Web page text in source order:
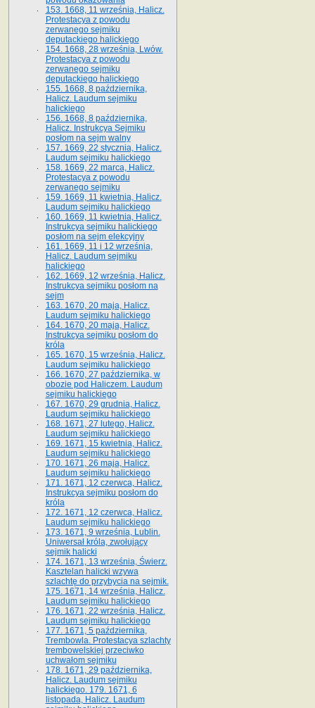
153. 1668, 11 września, Halicz.
Protestacya z powodu
zerwanego sejmiku
deputackiego halickiego
154. 1668, 28 września, Lwów.
Protestacya z powodu
zerwanego sejmiku
deputackiego halickiego
155. 1668, 8 października,
Halicz. Laudum sejmiku
halickiego
156. 1668, 8 października,
Halicz. Instrukcya Sejmiku
posłom na sejm walny
157. 1669, 22 stycznia, Halicz.
Laudum sejmiku halickiego
158. 1669, 22 marca, Halicz.
Protestacya z powodu
zerwanego sejmiku
159. 1669, 11 kwietnia, Halicz.
Laudum sejmiku halickiego
160. 1669, 11 kwietnia, Halicz.
Instrukcya sejmiku halickiego
posłom na sejm elekcyjny
161. 1669, 11 i 12 września,
Halicz. Laudum sejmiku
halickiego
162. 1669, 12 września, Halicz.
Instrukcya sejmiku posłom na
sejm
163. 1670, 20 maja, Halicz.
Laudum sejmiku halickiego
164. 1670, 20 maja, Halicz.
Instrukcya sejmiku posłom do
króla
165. 1670, 15 września, Halicz.
Laudum sejmiku halickiego
166. 1670, 27 października, w
obozie pod Haliczem. Laudum
sejmiku halickiego
167. 1670, 29 grudnia, Halicz.
Laudum sejmiku halickiego
168. 1671, 27 lutego, Halicz.
Laudum sejmiku halickiego
169. 1671, 15 kwietnia, Halicz.
Laudum sejmiku halickiego
170. 1671, 26 maja, Halicz.
Laudum sejmiku halickiego
171. 1671, 12 czerwca, Halicz.
Instrukcya sejmiku posłom do
króla
172. 1671, 12 czerwca, Halicz.
Laudum sejmiku halickiego
173. 1671, 9 września, Lublin.
Uniwersał króla, zwołujący
sejmik halicki
174. 1671, 13 września, Świerz.
Kasztelan halicki wzywa
szlachtę do przybycia na sejmik.
175. 1671, 14 września, Halicz.
Laudum sejmiku halickiego
176. 1671, 22 września, Halicz.
Laudum sejmiku halickiego
177. 1671, 5 października,
Trembowla. Protestacya szlachty
trembowelskiej przeciwko
uchwałom sejmiku
178. 1671, 29 października,
Halicz. Laudum sejmiku
halickiego. 179. 1671, 6
listopada, Halicz. Laudum